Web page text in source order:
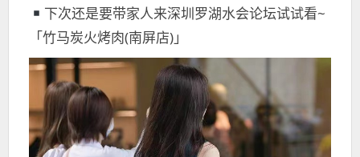
下次还是要带家人来深圳罗湖水会论坛试试看~
「竹马炭火烤肉(南屏店)」